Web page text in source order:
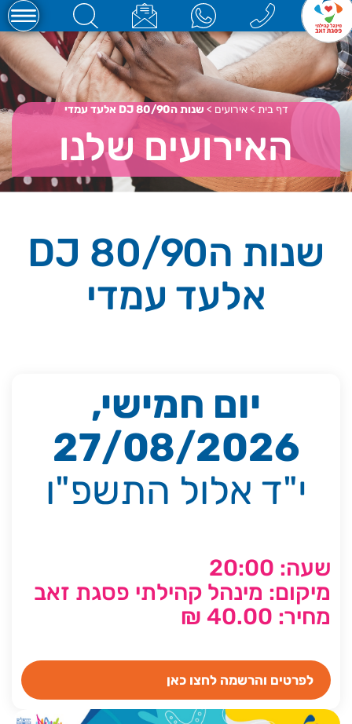
דף בית > אירועים > שנות ה80/90 DJ אלעד עמדי
האירועים שלנו
שנות ה80/90 DJ
אלעד עמדי
יום חמישי,
27/08/2026
י"ד אלול התשפ"ו
שעה: 20:00
מיקום: מינהל קהילתי פסגת זאב
מחיר: 40.00 ₪
לפרטים והרשמה לחצו כאן